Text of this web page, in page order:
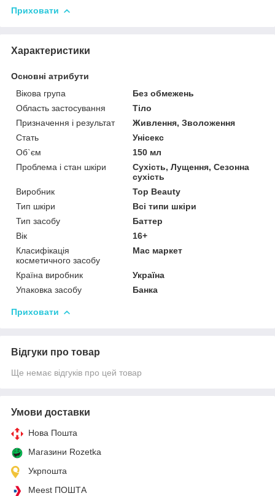
Приховати
Характеристики
Основні атрибути
Вікова група
Без обмежень
Область застосування
Тіло
Призначення і результат
Живлення, Зволоження
Стать
Унісекс
Об`єм
150 мл
Проблема і стан шкіри
Сухість, Лущення, Сезонна
сухість
Виробник
Top Beauty
Тип шкіри
Всі типи шкіри
Тип засобу
Баттер
Вік
16+
Класифікація
косметичного засобу
Мас маркет
Країна виробник
Україна
Упаковка засобу
Банка
Приховати
Відгуки про товар
Ще немає відгуків про цей товар
Умови доставки
Нова Пошта
Магазини Rozetka
Укрпошта
Meest ПОШТА